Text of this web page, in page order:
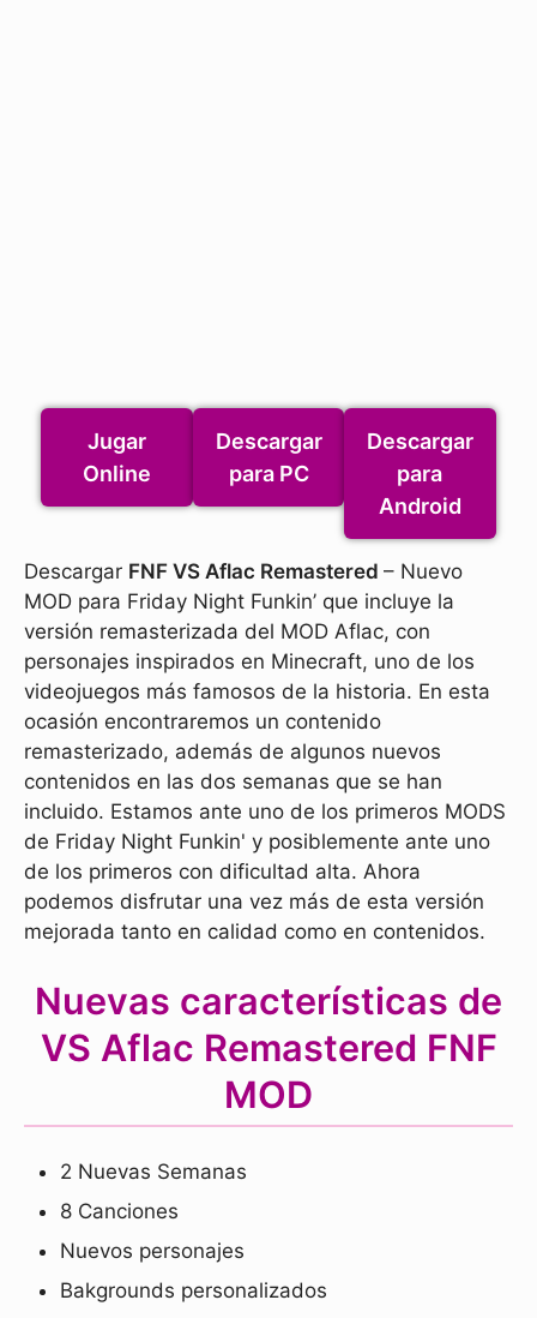
Jugar
Online
Descargar
para PC
Descargar
para
Android
Descargar FNF VS Aflac Remastered – Nuevo
MOD para Friday Night Funkin’ que incluye la
versión remasterizada del MOD Aflac, con
personajes inspirados en Minecraft, uno de los
videojuegos más famosos de la historia. En esta
ocasión encontraremos un contenido
remasterizado, además de algunos nuevos
contenidos en las dos semanas que se han
incluido. Estamos ante uno de los primeros MODS
de Friday Night Funkin' y posiblemente ante uno
de los primeros con dificultad alta. Ahora
podemos disfrutar una vez más de esta versión
mejorada tanto en calidad como en contenidos.
Nuevas características de
VS Aflac Remastered FNF
MOD
2 Nuevas Semanas
8 Canciones
Nuevos personajes
Bakgrounds personalizados